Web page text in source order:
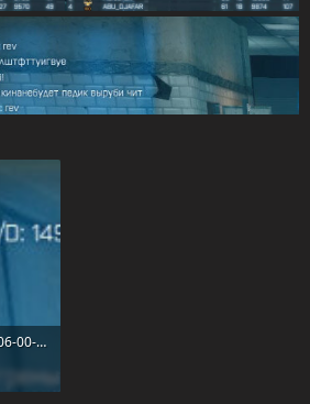
bandicam 2015-01-31 03-06-00-448.jpg